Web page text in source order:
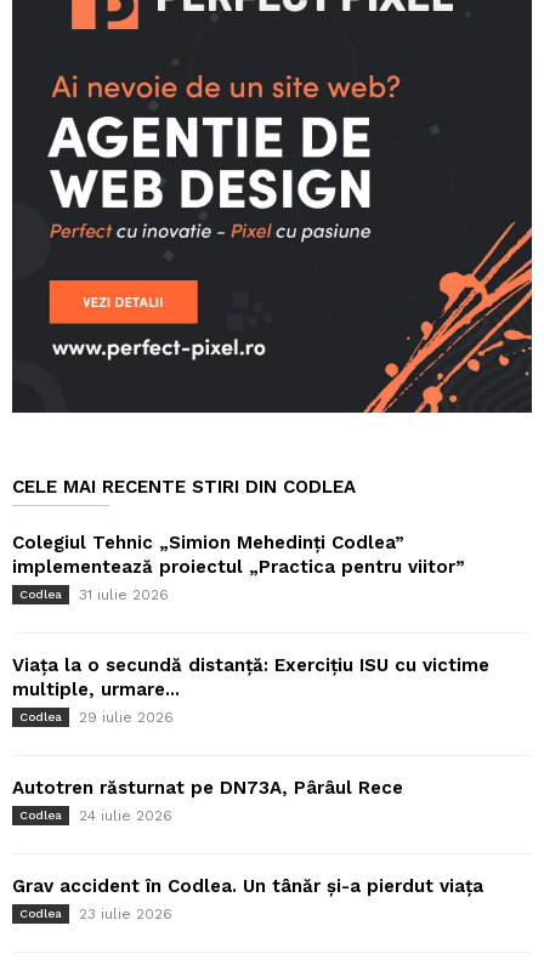
CELE MAI RECENTE STIRI DIN CODLEA
Colegiul Tehnic „Simion Mehedinți Codlea”
implementează proiectul „Practica pentru viitor”
Codlea 31 iulie 2026
Viața la o secundă distanță: Exercițiu ISU cu victime
multiple, urmare...
Codlea 29 iulie 2026
Autotren răsturnat pe DN73A, Pârâul Rece
Codlea 24 iulie 2026
Grav accident în Codlea. Un tânăr și-a pierdut viața
Codlea 23 iulie 2026